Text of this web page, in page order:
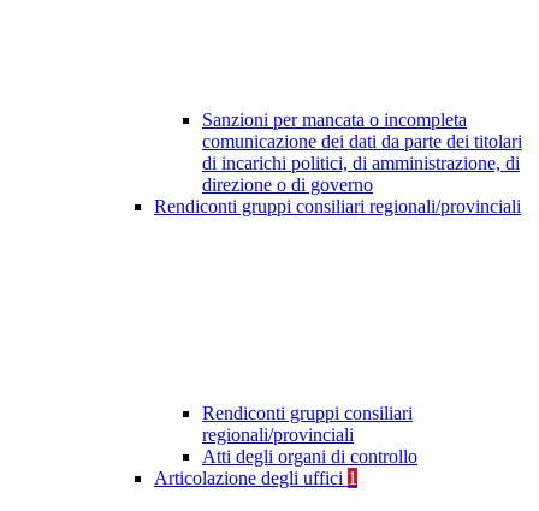
Sanzioni per mancata o incompleta
comunicazione dei dati da parte dei titolari
di incarichi politici, di amministrazione, di
direzione o di governo
Rendiconti gruppi consiliari regionali/provinciali
Rendiconti gruppi consiliari
regionali/provinciali
Atti degli organi di controllo
Articolazione degli uffici 1